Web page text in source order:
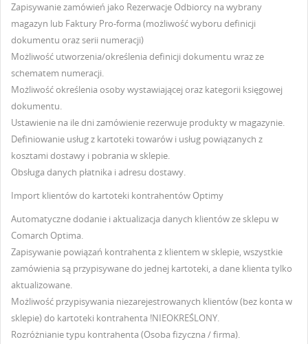
Zapisywanie zamówień jako Rezerwacje Odbiorcy na wybrany
magazyn lub Faktury Pro-forma (możliwość wyboru definicji
dokumentu oraz serii numeracji)
Możliwość utworzenia/określenia definicji dokumentu wraz ze
schematem numeracji.
Możliwość określenia osoby wystawiającej oraz kategorii księgowej
dokumentu.
Ustawienie na ile dni zamówienie rezerwuje produkty w magazynie.
Definiowanie usług z kartoteki towarów i usług powiązanych z
kosztami dostawy i pobrania w sklepie.
Obsługa danych płatnika i adresu dostawy.
Import klientów do kartoteki kontrahentów Optimy
Automatyczne dodanie i aktualizacja danych klientów ze sklepu w
Comarch Optima.
Zapisywanie powiązań kontrahenta z klientem w sklepie, wszystkie
zamówienia są przypisywane do jednej kartoteki, a dane klienta tylko
aktualizowane.
Możliwość przypisywania niezarejestrowanych klientów (bez konta w
sklepie) do kartoteki kontrahenta !NIEOKREŚLONY.
Rozróżnianie typu kontrahenta (Osoba fizyczna / firma).